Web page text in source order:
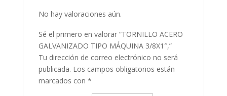
No hay valoraciones aún.
Sé el primero en valorar “TORNILLO ACERO
GALVANIZADO TIPO MÁQUINA 3/8X1″,”
Tu dirección de correo electrónico no será
publicada. Los campos obligatorios están
marcados con *